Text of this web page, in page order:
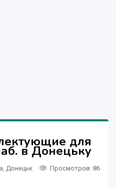
для
в Донецьку
Донецьк Просмотров: 86